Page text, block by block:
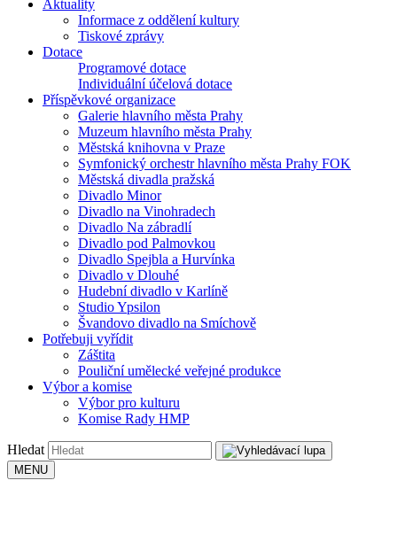
Aktuality
Informace z oddělení kultury
Tiskové zprávy
Dotace
Programové dotace
Individuální účelová dotace
Příspěvkové organizace
Galerie hlavního města Prahy
Muzeum hlavního města Prahy
Městská knihovna v Praze
Symfonický orchestr hlavního města Prahy FOK
Městská divadla pražská
Divadlo Minor
Divadlo na Vinohradech
Divadlo Na zábradlí
Divadlo pod Palmovkou
Divadlo Spejbla a Hurvínka
Divadlo v Dlouhé
Hudební divadlo v Karlíně
Studio Ypsilon
Švandovo divadlo na Smíchově
Potřebuji vyřídit
Záštita
Pouliční umělecké veřejné produkce
Výbor a komise
Výbor pro kulturu
Komise Rady HMP
Hledat
MENU